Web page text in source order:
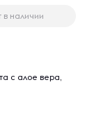
в наличии
с алое вера,